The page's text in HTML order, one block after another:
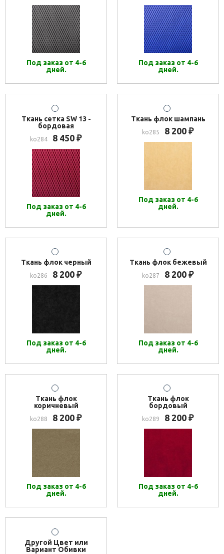
Под заказ от 4-6
дней.
Под заказ от 4-6
дней.
Ткань сетка SW 13 -
бордовая
ko284 8 450 ₽
Под заказ от 4-6
дней.
Ткань флок шампань
ko285 8 200 ₽
Под заказ от 4-6
дней.
Ткань флок черный
ko286 8 200 ₽
Под заказ от 4-6
дней.
Ткань флок бежевый
ko287 8 200 ₽
Под заказ от 4-6
дней.
Ткань флок
коричневый
ko288 8 200 ₽
Под заказ от 4-6
дней.
Ткань флок
бордовый
ko289 8 200 ₽
Под заказ от 4-6
дней.
Другой Цвет или
Вариант Обивки